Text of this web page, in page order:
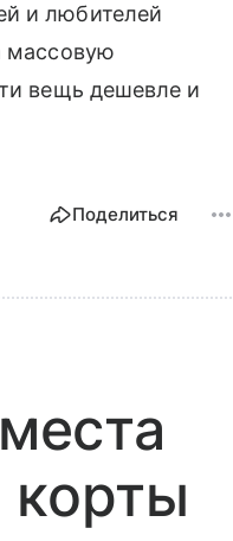
и любителей
массовую
вещь дешевле и
Поделиться